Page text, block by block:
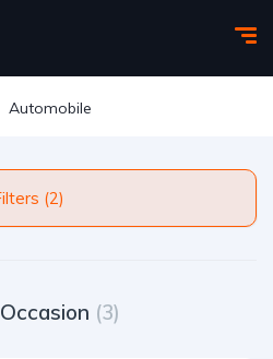
Automobile
Filters (2)
Occasion (3)